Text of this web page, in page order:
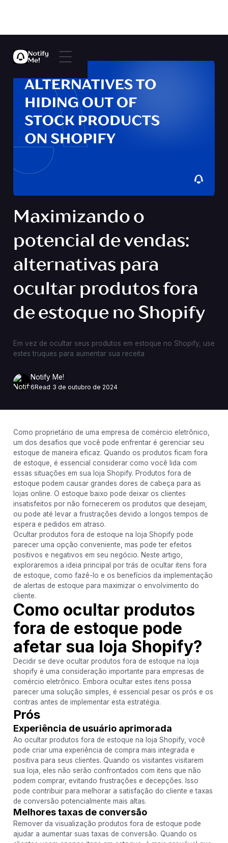
Maximizando o
potencial de vendas:
alternativas para
ocultar produtos fora
de estoque no Shopify
Em vez de ocultar seus produtos em estoque no Shopify, use
estes truques para aumentar sua receita
Notify Me!
6Read 3 de outubro de 2024
Como proprietário de uma empresa de comércio eletrônico,
um dos desafios que você pode enfrentar é gerenciar seu
estoque de maneira eficaz. Quando os produtos ficam fora
de estoque, é essencial considerar como você lida com
essas situações em sua loja Shopify. Produtos fora de
estoque podem causar grandes dores de cabeça para as
lojas online. O estoque baixo pode deixar os clientes
insatisfeitos por não fornecerem os produtos que desejam,
ou pode até levar a frustrações devido a longos tempos de
espera e pedidos em atraso.
Ocultar produtos fora de estoque na loja Shopify pode
parecer uma opção conveniente, mas pode ter efeitos
positivos e negativos em seu negócio. Neste artigo,
exploraremos a ideia principal por trás de ocultar itens fora
de estoque, como fazê-lo e os benefícios da implementação
de alertas de estoque para maximizar o envolvimento do
cliente.
Como ocultar produtos
fora de estoque pode
afetar sua loja Shopify?
Decidir se deve ocultar produtos fora de estoque na loja
shopify é uma consideração importante para empresas de
comércio eletrônico. Embora ocultar estes itens possa
parecer uma solução simples, é essencial pesar os prós e os
contras antes de implementar esta estratégia.
Prós
Experiência de usuário aprimorada
Ao ocultar produtos fora de estoque na loja Shopify, você
pode criar uma experiência de compra mais integrada e
positiva para seus clientes. Quando os visitantes visitarem
sua loja, eles não serão confrontados com itens que não
podem comprar, evitando frustrações e decepções. Isso
pode contribuir para melhorar a satisfação do cliente e taxas
de conversão potencialmente mais altas.
Melhores taxas de conversão
Remover da visualização produtos fora de estoque pode
ajudar a aumentar suas taxas de conversão. Quando os